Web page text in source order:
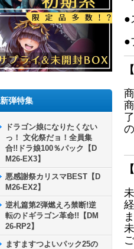
新弾特集
ドラゴン娘になりたくない
っ！ 文化祭だョ！全員集
合!!ドラ娘100％パック【D
M26-EX3】
悪感謝祭カリスマBEST【D
M26-EX2】
逆札篇第2弾燃えろ禁断!逆
転のドギラゴン革命!!【DM
26-RP2】
ますますつよいパック25の
●
●